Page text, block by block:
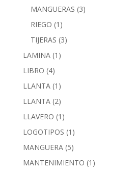
MANGUERAS (3)
RIEGO (1)
TIJERAS (3)
LAMINA (1)
LIBRO (4)
LLANTA (1)
LLANTA (2)
LLAVERO (1)
LOGOTIPOS (1)
MANGUERA (5)
MANTENIMIENTO (1)